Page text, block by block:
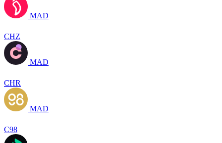
MAD
CHZ
MAD
CHR
MAD
C98